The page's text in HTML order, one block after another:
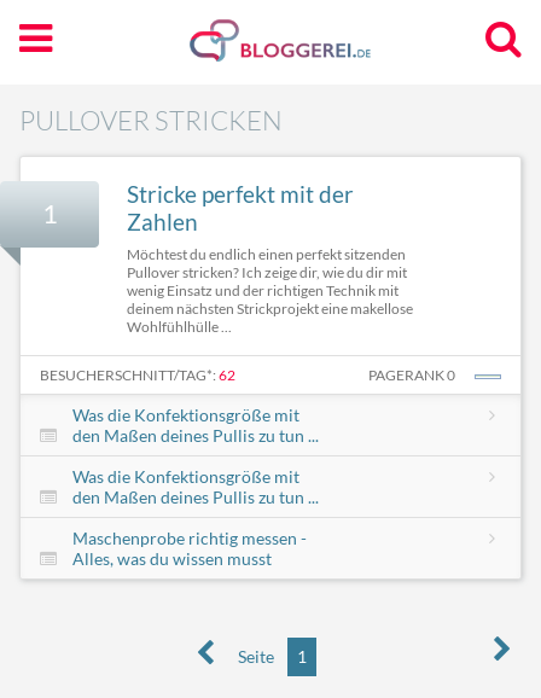
PULLOVER STRICKEN
1
Stricke perfekt mit der
Zahlen
Möchtest du endlich einen perfekt sitzenden
Pullover stricken? Ich zeige dir, wie du dir mit
wenig Einsatz und der richtigen Technik mit
deinem nächsten Strickprojekt eine makellose
Wohlfühlhülle ...
BESUCHERSCHNITT/TAG*: 62 PAGERANK 0
Was die Konfektionsgröße mit
den Maßen deines Pullis zu tun ...
Was die Konfektionsgröße mit
den Maßen deines Pullis zu tun ...
Maschenprobe richtig messen -
Alles, was du wissen musst
Seite 1